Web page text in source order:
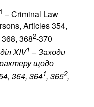
1 – Criminal Law
Articles 354,
368, 3682-370
XIV1 – Заходи
щодо
364, 3641, 3652,